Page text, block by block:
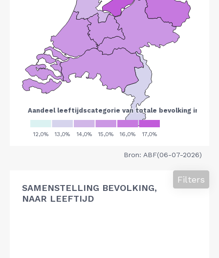
Bron: ABF(06-07-2026)
SAMENSTELLING BEVOLKING,
NAAR LEEFTIJD
Filters